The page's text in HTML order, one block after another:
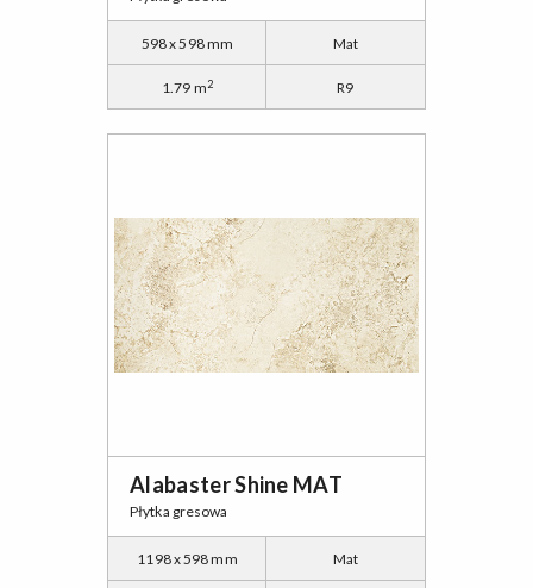
598 x 598 mm Mat
1.79 m2 R9
Alabaster Shine MAT
Płytka gresowa
1198 x 598 mm Mat